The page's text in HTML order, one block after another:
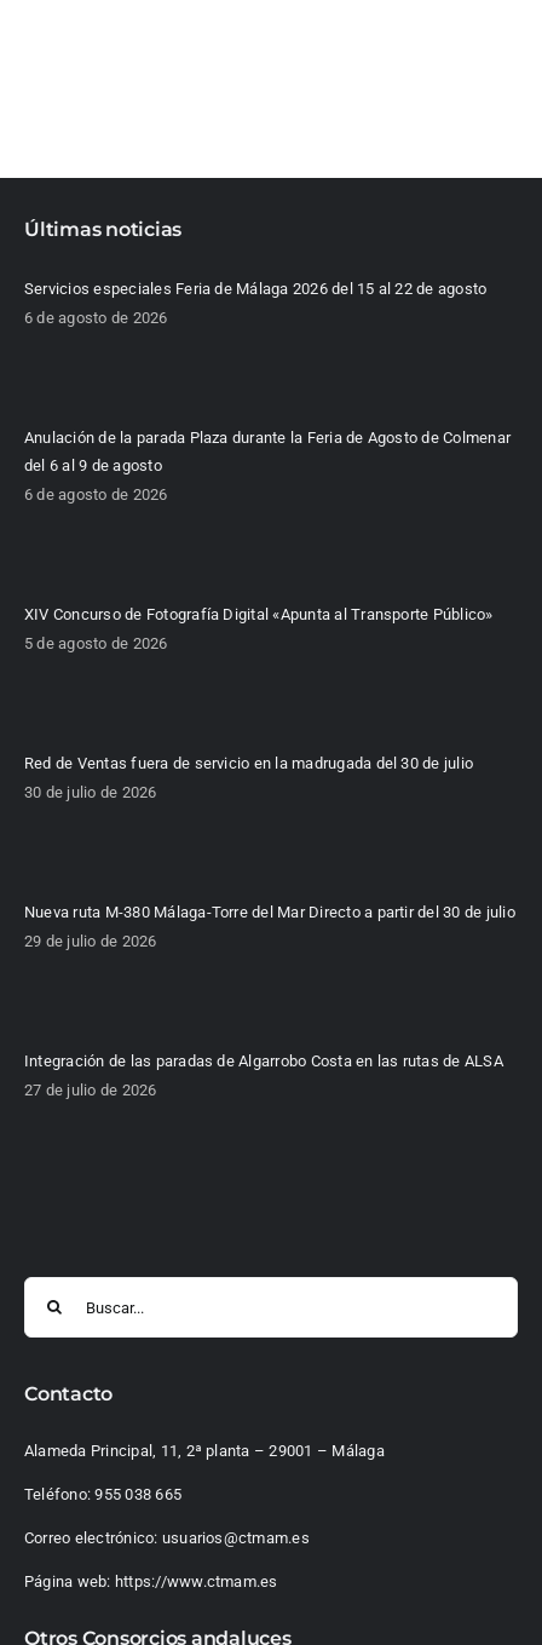
Últimas noticias
Servicios especiales Feria de Málaga 2026 del 15 al 22 de agosto
6 de agosto de 2026
Anulación de la parada Plaza durante la Feria de Agosto de Colmenar
del 6 al 9 de agosto
6 de agosto de 2026
XIV Concurso de Fotografía Digital «Apunta al Transporte Público»
5 de agosto de 2026
Red de Ventas fuera de servicio en la madrugada del 30 de julio
30 de julio de 2026
Nueva ruta M-380 Málaga-Torre del Mar Directo a partir del 30 de julio
29 de julio de 2026
Integración de las paradas de Algarrobo Costa en las rutas de ALSA
27 de julio de 2026
Contacto
Alameda Principal, 11, 2ª planta – 29001 – Málaga
Teléfono:955 038 665
Correo electrónico: usuarios@ctmam.es
Página web: https://www.ctmam.es
Otros Consorcios andaluces